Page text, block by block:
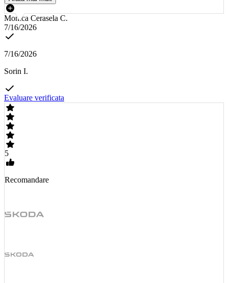
Monica Cerasela C.
7/16/2026
7/16/2026
Sorin I.
Evaluare verificata
5
Recomandare